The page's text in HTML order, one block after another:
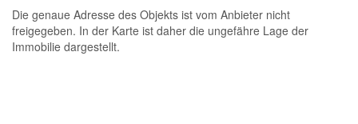
Die genaue Adresse des Objekts ist vom Anbieter nicht
freigegeben. In der Karte ist daher die ungefähre Lage der
Immobilie dargestellt.